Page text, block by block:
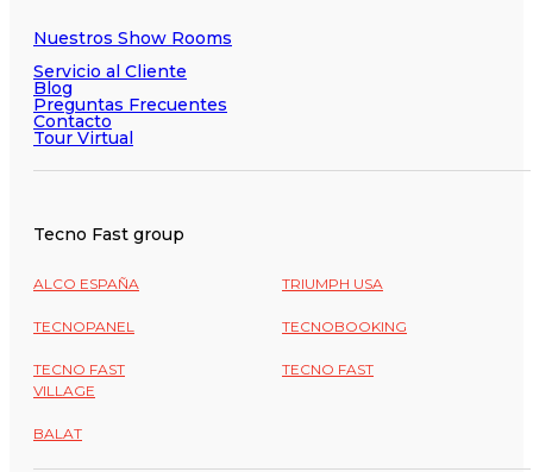
Nuestros Show Rooms
Servicio al Cliente
Blog
Preguntas Frecuentes
Contacto
Tour Virtual
Tecno Fast group
ALCO ESPAÑA TRIUMPH USA
TECNOPANEL TECNOBOOKING
TECNO FAST
VILLAGE
TECNO FAST
BALAT